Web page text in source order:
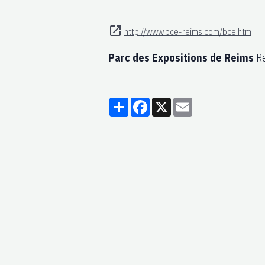
http://www.bce-reims.com/bce.htm
Parc des Expositions de Reims
PartagerFacebook
X